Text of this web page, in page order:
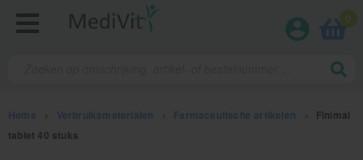
0
Home Verbruiksmaterialen Farmaceutische artikelen
Finimal
tablet 40 stuks